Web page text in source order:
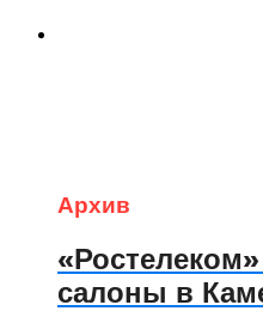
Архив
салоны в